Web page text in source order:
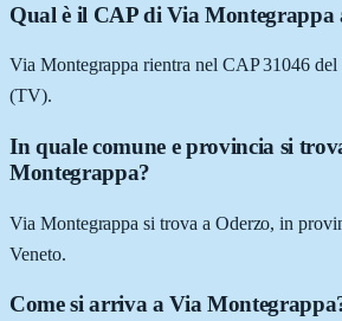
Qual è il CAP di Via Montegrappa
Via Montegrappa rientra nel CAP 31046
(TV).
In quale comune e provincia si
Montegrappa?
Via Montegrappa si trova a Oderzo, in
Veneto.
Come si arriva a Via